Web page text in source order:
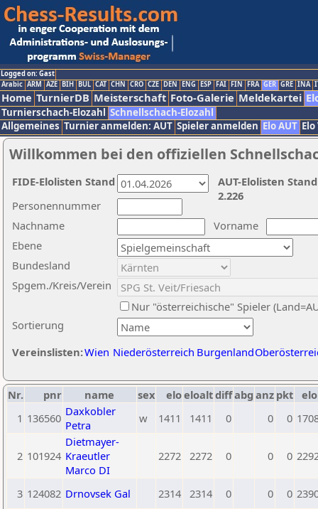
Logged on: Gast
Arabic ARM AZE BIH BUL CAT CHN CRO CZE DEN ENG ESP FAI FIN FRA GER GRE INA
Home TurnierDB Meisterschaft Foto-Galerie Meldekartei
Turnierschach-Elozahl Schnellschach-Elozahl
Allgemeines Turnier anmelden: AUT Spieler anmelden Elo AUT
Willkommen bei den offiziellen
Nachname
Vorname
Ebene
Sortierung
Personennummer
Bundesland
Spgem./Kreis/Verein
Nur "österreichische" Spieler
Vereinslisten:Wien Niederösterreich Burgenland
AUT-Elolisten
2.226
FIDE-Elolisten Stand
Nr. pnr name sex eloeloaltdiffabg anz pkt
1 136560 Daxkobler
Petra
w 1411 1411 0 0 0
2 101924
Dietmayer-
Kraeutler
Marco DI
2272 2272 0 0 0
3 124082 Drnovsek Gal 2314 2314 0 0 0